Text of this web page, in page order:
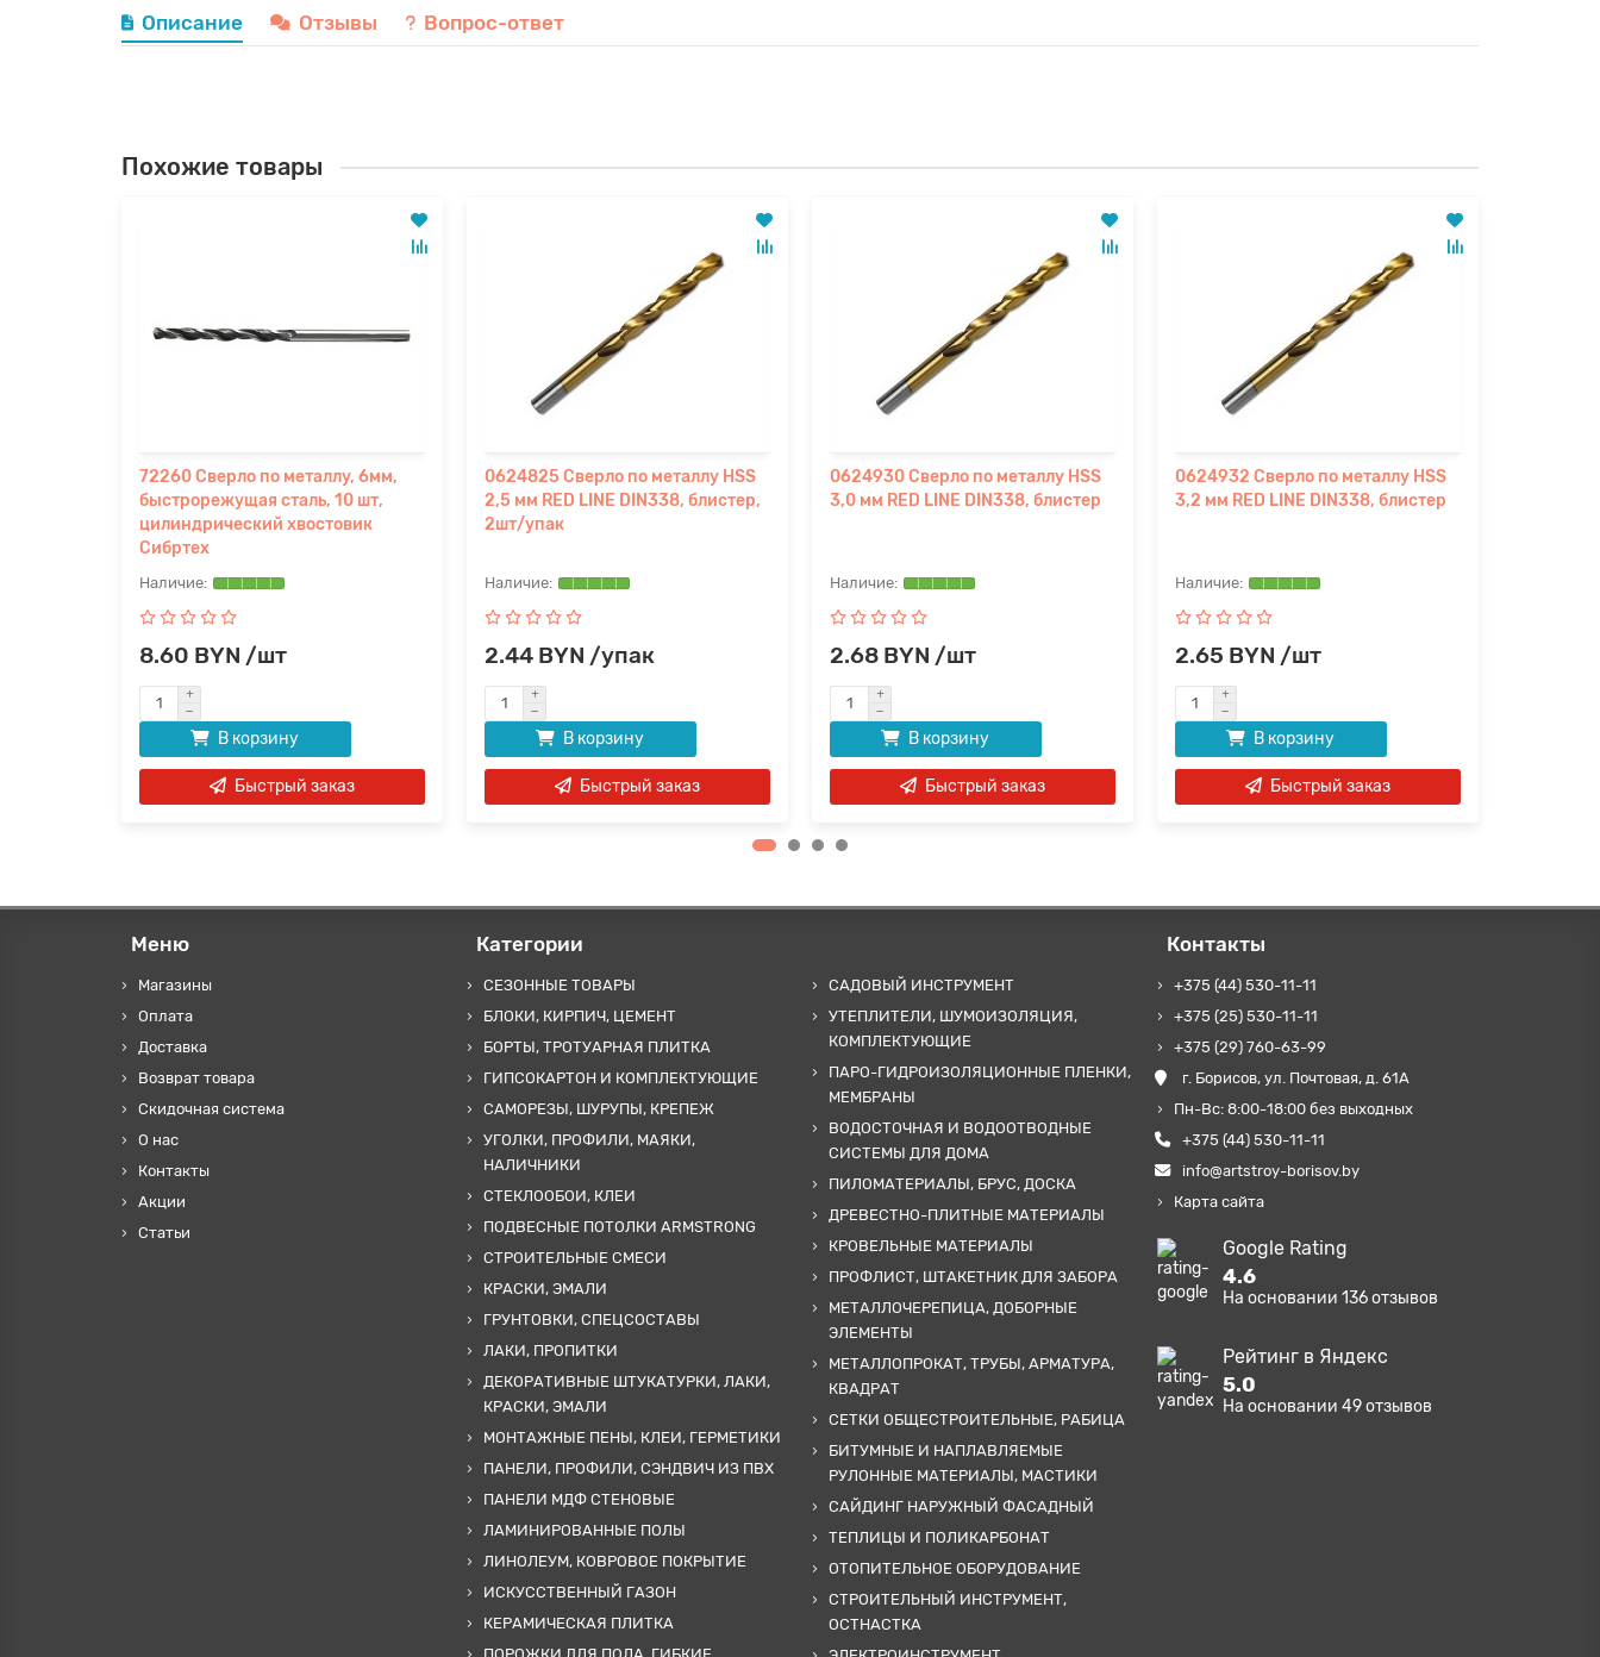
Описание Отзывы Вопрос-ответ
Похожие товары
72260 Сверло по металлу, 6мм,
быстрорежущая сталь, 10 шт,
цилиндрический хвостовик
Сибртех
8.60 BYN /шт
В корзину
Быстрый заказ
0624825 Сверло по металлу HSS
2,5 мм RED LINE DIN338, блистер,
2шт/упак
2.44 BYN /упак
В корзину
Быстрый заказ
0624930 Сверло по металлу HSS
3,0 мм RED LINE DIN338, блистер
2.68 BYN /шт
В корзину
Быстрый заказ
0624932 Сверло по металлу HSS
3,2 мм RED LINE DIN338, блистер
2.65 BYN /шт
В корзину
Быстрый заказ
Меню
Магазины
Оплата
Доставка
Возврат товара
Скидочная система
О нас
Контакты
Акции
Статьи
Категории
СЕЗОННЫЕ ТОВАРЫ
БЛОКИ, КИРПИЧ, ЦЕМЕНТ
БОРТЫ, ТРОТУАРНАЯ ПЛИТКА
ГИПСОКАРТОН И КОМПЛЕКТУЮЩИЕ
САМОРЕЗЫ, ШУРУПЫ, КРЕПЕЖ
УГОЛКИ, ПРОФИЛИ, МАЯКИ,
НАЛИЧНИКИ
СТЕКЛООБОИ, КЛЕИ
ПОДВЕСНЫЕ ПОТОЛКИ ARMSTRONG
СТРОИТЕЛЬНЫЕ СМЕСИ
КРАСКИ, ЭМАЛИ
ГРУНТОВКИ, СПЕЦСОСТАВЫ
ЛАКИ, ПРОПИТКИ
ДЕКОРАТИВНЫЕ ШТУКАТУРКИ, ЛАКИ,
КРАСКИ, ЭМАЛИ
МОНТАЖНЫЕ ПЕНЫ, КЛЕИ, ГЕРМЕТИКИ
ПАНЕЛИ, ПРОФИЛИ, СЭНДВИЧ ИЗ ПВХ
ПАНЕЛИ МДФ СТЕНОВЫЕ
ЛАМИНИРОВАННЫЕ ПОЛЫ
ЛИНОЛЕУМ, КОВРОВОЕ ПОКРЫТИЕ
ИСКУССТВЕННЫЙ ГАЗОН
КЕРАМИЧЕСКАЯ ПЛИТКА
САДОВЫЙ ИНСТРУМЕНТ
УТЕПЛИТЕЛИ, ШУМОИЗОЛЯЦИЯ,
КОМПЛЕКТУЮЩИЕ
ПАРО-ГИДРОИЗОЛЯЦИОННЫЕ ПЛЕНКИ,
МЕМБРАНЫ
ВОДОСТОЧНАЯ И ВОДООТВОДНЫЕ
СИСТЕМЫ ДЛЯ ДОМА
ПИЛОМАТЕРИАЛЫ, БРУС, ДОСКА
ДРЕВЕСТНО-ПЛИТНЫЕ МАТЕРИАЛЫ
КРОВЕЛЬНЫЕ МАТЕРИАЛЫ
ПРОФЛИСТ, ШТАКЕТНИК ДЛЯ ЗАБОРА
МЕТАЛЛОЧЕРЕПИЦА, ДОБОРНЫЕ
ЭЛЕМЕНТЫ
МЕТАЛЛОПРОКАТ, ТРУБЫ, АРМАТУРА,
КВАДРАТ
СЕТКИ ОБЩЕСТРОИТЕЛЬНЫЕ, РАБИЦА
БИТУМНЫЕ И НАПЛАВЛЯЕМЫЕ
РУЛОННЫЕ МАТЕРИАЛЫ, МАСТИКИ
САЙДИНГ НАРУЖНЫЙ ФАСАДНЫЙ
ТЕПЛИЦЫ И ПОЛИКАРБОНАТ
ОТОПИТЕЛЬНОЕ ОБОРУДОВАНИЕ
СТРОИТЕЛЬНЫЙ ИНСТРУМЕНТ,
ОСТНАСТКА
Контакты
+375 (44) 530-11-11
+375 (25) 530-11-11
+375 (29) 760-63-99
г. Борисов, ул. Почтовая, д. 61А
Пн-Вс: 8:00-18:00 без выходных
+375 (44) 530-11-11
info@artstroy-borisov.by
Карта сайта
Google Rating
4.6
На основании 136отзывов
Рейтинг в Яндекс
5.0
На основании 49отзывов